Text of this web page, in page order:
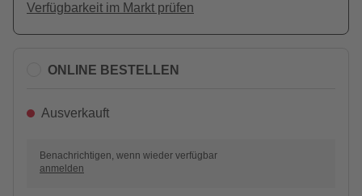
Verfügbarkeit im Markt prüfen
ONLINE BESTELLEN
Ausverkauft
Benachrichtigen, wenn wieder verfügbar
anmelden